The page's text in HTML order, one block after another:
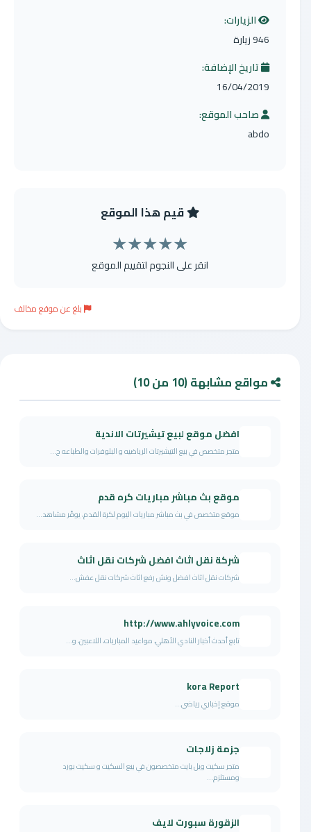
الزيارات:
946 زيارة
تاريخ الإضافة:
16/04/2019
صاحب الموقع:
abdo
قيم هذا الموقع
★
★
★
★
★
انقر على النجوم لتقييم الموقع
بلغ عن موقع مخالف
مواقع مشابهة (10 من 10)
افضل موقع لبيع تيشيرتات الاندية
متجر متخصص في بيع التيشيرتات الرياضيه و البلوفرات والطباعه ح...
موقع بث مباشر مباريات كره قدم
موقع متخصص في بث مباشر مباريات اليوم لكرة القدم، يوفّر مشاهد...
شركة نقل اثاث افضل شركات نقل اثاث
شركات نقل اثاث افضل ونش رفع اثاث شركات نقل عفش...
http://www.ahlyvoice.com
تابع أحدث أخبار النادي الأهلي، مواعيد المباريات، اللاعبين، و...
kora Report
موقع إخباري رياضي...
جزمة زلاجات
متجر سكيت ويل بايت متخصصون في بيع السكيت و سكيت بورد
ومستلزم...
الزقورة سبورت لايف